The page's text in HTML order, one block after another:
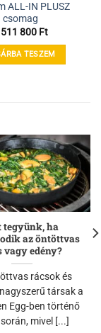
ALL-IN PLUSZ
csomag
800 Ft
TESZEM
tegyünk, ha
az öntöttvas
vagy edény?
rácsok és
társak a
Egg-ben történő
mivel [...]